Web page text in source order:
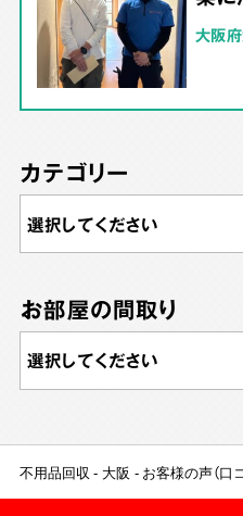
大阪
カテゴリー
お部屋の間取り
不用品回収 大阪 お客様の声（口